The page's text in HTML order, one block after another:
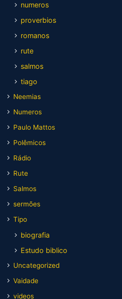
numeros
proverbios
romanos
rute
salmos
tiago
Neemias
Numeros
Paulo Mattos
Polêmicos
Rádio
Rute
Salmos
sermões
Tipo
biografia
Estudo biblico
Uncategorized
Vaidade
videos